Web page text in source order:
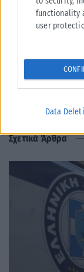
functionality
user
Data
Αλεξάνδρα Καρτά
Σχετικά Άρθρα